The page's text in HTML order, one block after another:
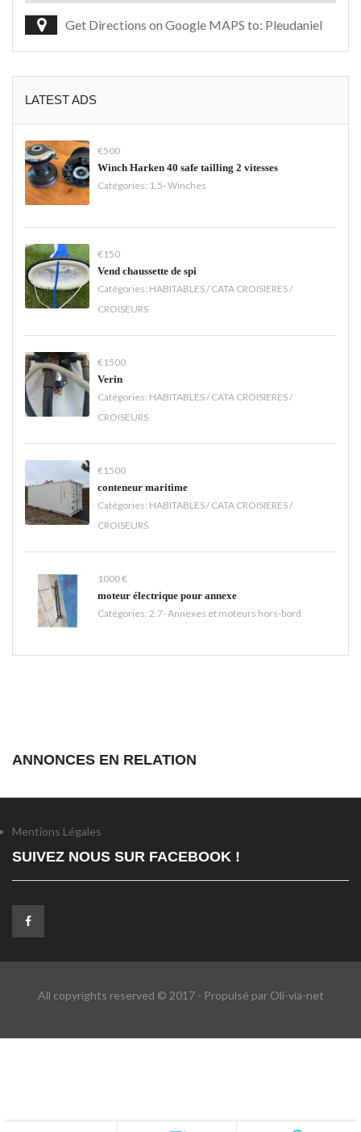
Get Directions on Google MAPS to: Pleudaniel
LATEST ADS
€500
Winch Harken 40 safe tailling 2 vitesses
Catégories: 1.5- Winches
€150
Vend chaussette de spi
Catégories: HABITABLES / CATA CROISIERES /
CROISEURS
€1500
Verin
Catégories: HABITABLES / CATA CROISIERES /
CROISEURS
€1500
conteneur maritime
Catégories: HABITABLES / CATA CROISIERES /
CROISEURS
1000 €
moteur électrique pour annexe
Catégories: 2.7- Annexes et moteurs hors-bord
ANNONCES EN RELATION
Mentions Légales
SUIVEZ NOUS SUR FACEBOOK !
All copyrights reserved © 2017 - Propulsé par Oli-via-net